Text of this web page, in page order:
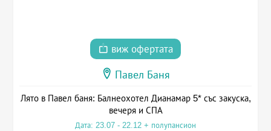
виж офертата
Павел Баня
Лято в Павел баня: Балнеохотел Дианамар 5* със закуска,
вечеря и СПА
Дата: 23.07 - 22.12 + полупансион